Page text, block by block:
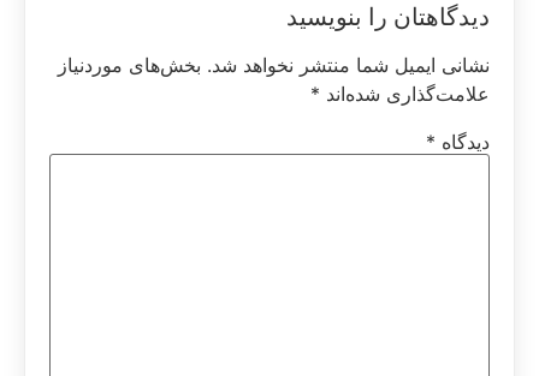
دیدگاهتان را بنویسید
نشانی ایمیل شما منتشر نخواهد شد. بخش‌های موردنیاز
علامت‌گذاری شده‌اند *
دیدگاه *